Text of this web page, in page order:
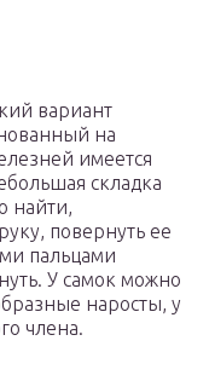
вариант
на
имеется
складка
найти,
повернуть ее
пальцами
У самок можно
наросты, у
члена.